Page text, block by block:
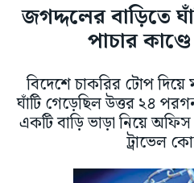
জগদ্দলের বাড়িতে
পাচার
বিদেশে চাকরির টোপ দিয়ে
ঘাঁটি গেড়েছিল উত্তর ২৪
একটি বাড়ি ভাড়া নিয়ে
ট্রাভেল